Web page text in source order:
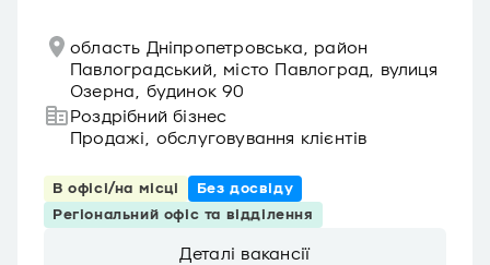
область Дніпропетровська, район
Павлоградський, місто Павлоград, вулиця
Озерна, будинок 90
Роздрібний бізнес
Продажі, обслуговування клієнтів
В офісі/на місці
Без досвіду
Регіональний офіс та відділення
Деталі вакансії